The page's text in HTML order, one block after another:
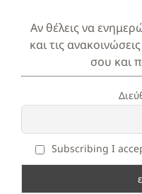
Αν θέλεις να
και τις
σου και
Subscribing I